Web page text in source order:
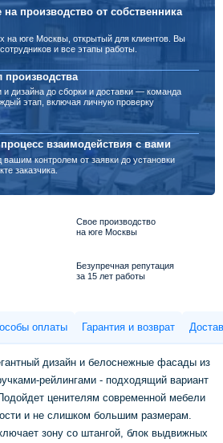
на производство от собственника
на юге Москвы, открытый для клиентов. Вы
и все этапы работы.
и дизайна до сборки и доставки — команда
этап, включая личную проверку
взаимодействия с вами
вашим контролем от заявки до установки
заказчика.
Свое производство
на юге Москвы
Безупречная репутация
за 15 лет работы
Способы оплаты Гарантия и возврат
дизайн и белоснежные фасады из
рейлингами - подходящий вариант
ценителям современной мебели
и не слишком большим размерам.
зону со штангой, блок выдвижных